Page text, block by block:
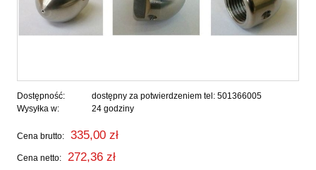
Dostępność:
dostępny za potwierdzeniem tel: 501366005
Wysyłka w:
24 godziny
Cena brutto: 335,00 zł
Cena netto: 272,36 zł